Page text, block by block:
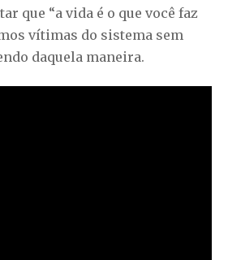
que “a vida é o que você faz
vítimas do sistema sem
daquela maneira.